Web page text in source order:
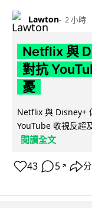
Lawton 2 小時
Netflix 與
對抗
憂
Netflix 與 Disney+
YouTube 收視反超
閱讀全文
43 5 ↗